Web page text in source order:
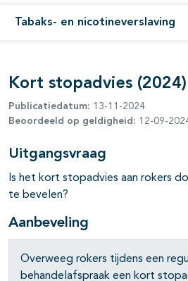
Tabaks- en nicotineverslaving
open- en dichtklappen
open- en dichtklappen
open- en dichtklappen
Kort stopadvies (2024)
Publicatiedatum: 13-11-2024
Beoordeeld op geldigheid: 12-09-
Uitgangsvraag
Is het kort stopadvies aan rokers
te bevelen?
Aanbeveling
Overweeg rokers tijdens een
behandelafspraak een kort